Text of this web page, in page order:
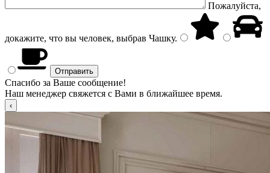
Пожалуйста,
докажите, что вы человек, выбрав Чашку.
Спасибо за Ваше сообщение!
Наш менеджер свяжется с Вами в ближайшее время.